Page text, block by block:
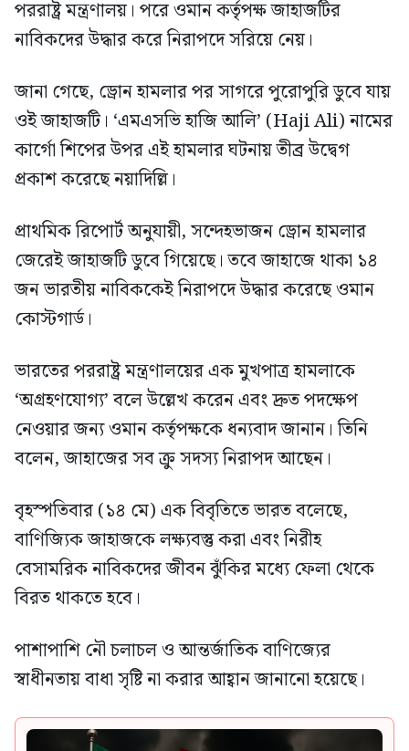
পররাষ্ট্র মন্ত্রণালয়। পরে ওমান কর্তৃপক্ষ জাহাজটির
নাবিকদের উদ্ধার করে নিরাপদে সরিয়ে নেয়।
জানা গেছে, ড্রোন হামলার পর সাগরে পুরোপুরি ডুবে যায়
ওই জাহাজটি। ‘এমএসভি হাজি আলি’ (Haji Ali) নামের
কার্গো শিপের উপর এই হামলার ঘটনায় তীব্র উদ্বেগ
প্রকাশ করেছে নয়াদিল্লি।
প্রাথমিক রিপোর্ট অনুযায়ী, সন্দেহভাজন ড্রোন হামলার
জেরেই জাহাজটি ডুবে গিয়েছে। তবে জাহাজে থাকা ১৪
জন ভারতীয় নাবিককেই নিরাপদে উদ্ধার করেছে ওমান
কোস্টগার্ড।
ভারতের পররাষ্ট্র মন্ত্রণালয়ের এক মুখপাত্র হামলাকে
‘অগ্রহণযোগ্য’ বলে উল্লেখ করেন এবং দ্রুত পদক্ষেপ
নেওয়ার জন্য ওমান কর্তৃপক্ষকে ধন্যবাদ জানান। তিনি
বলেন, জাহাজের সব ক্রু সদস্য নিরাপদ আছেন।
বৃহস্পতিবার (১৪ মে) এক বিবৃতিতে ভারত বলেছে,
বাণিজ্যিক জাহাজকে লক্ষ্যবস্তু করা এবং নিরীহ
বেসামরিক নাবিকদের জীবন ঝুঁকির মধ্যে ফেলা থেকে
বিরত থাকতে হবে।
পাশাপাশি নৌ চলাচল ও আন্তর্জাতিক বাণিজ্যের
স্বাধীনতায় বাধা সৃষ্টি না করার আহ্বান জানানো হয়েছে।